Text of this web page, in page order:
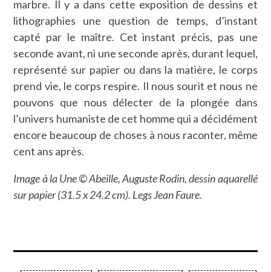
marbre. Il y a dans cette exposition de dessins et
lithographies une question de temps, d’instant
capté par le maître. Cet instant précis, pas une
seconde avant, ni une seconde après, durant lequel,
représenté sur papier ou dans la matière, le corps
prend vie, le corps respire. Il nous sourit et nous ne
pouvons que nous délecter de la plongée dans
l’univers humaniste de cet homme qui a décidément
encore beaucoup de choses à nous raconter, même
cent ans après.
Image à la Une © Abeille, Auguste Rodin, dessin aquarellé
sur papier (31.5 x 24.2 cm). Legs Jean Faure.